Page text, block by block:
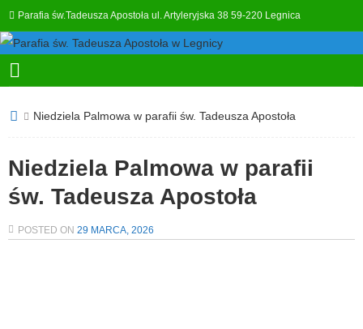
Parafia św.Tadeusza Apostoła ul. Artyleryjska 38 59-220 Legnica
Niedziela Palmowa w parafii św. Tadeusza Apostoła
Niedziela Palmowa w parafii
św. Tadeusza Apostoła
POSTED ON 29 MARCA, 2026